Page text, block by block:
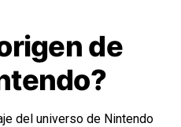
de
del universo de Nintendo